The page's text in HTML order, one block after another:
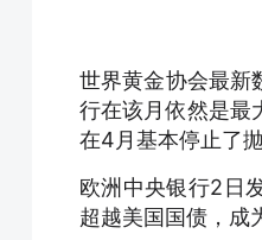
世界黄金协会最新
行在该月依然是最
在4月基本停止了抛
欧洲中央银行2日
超越美国国债，成